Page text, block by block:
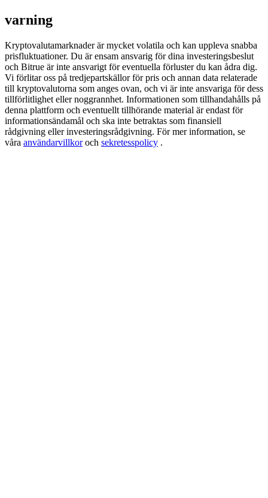
Exclusive for BitMart Users
Register & Trade to Win 500,000 USDT
Precious Metals Trading Carnival
Trade Gold & Silver · 33,333 USDT Bonus
varning
Kryptovalutamarknader är mycket volatila och kan uppleva snabba
prisfluktuationer. Du är ensam ansvarig för dina investeringsbeslut
och Bitrue är inte ansvarigt för eventuella förluster du kan ådra dig.
Vi förlitar oss på tredjepartskällor för pris och annan data relaterade
till kryptovalutorna som anges ovan, och vi är inte ansvariga för dess
tillförlitlighet eller noggrannhet. Informationen som tillhandahålls på
denna plattform och eventuellt tillhörande material är endast för
informationsändamål och ska inte betraktas som finansiell
rådgivning eller investeringsrådgivning. För mer information, se
våra användarvillkoroch sekretesspolicy .